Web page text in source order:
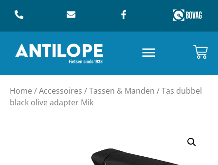
Home /Accessoires /Tassen & Manden / Tas dubbel
black olive adapter Mik